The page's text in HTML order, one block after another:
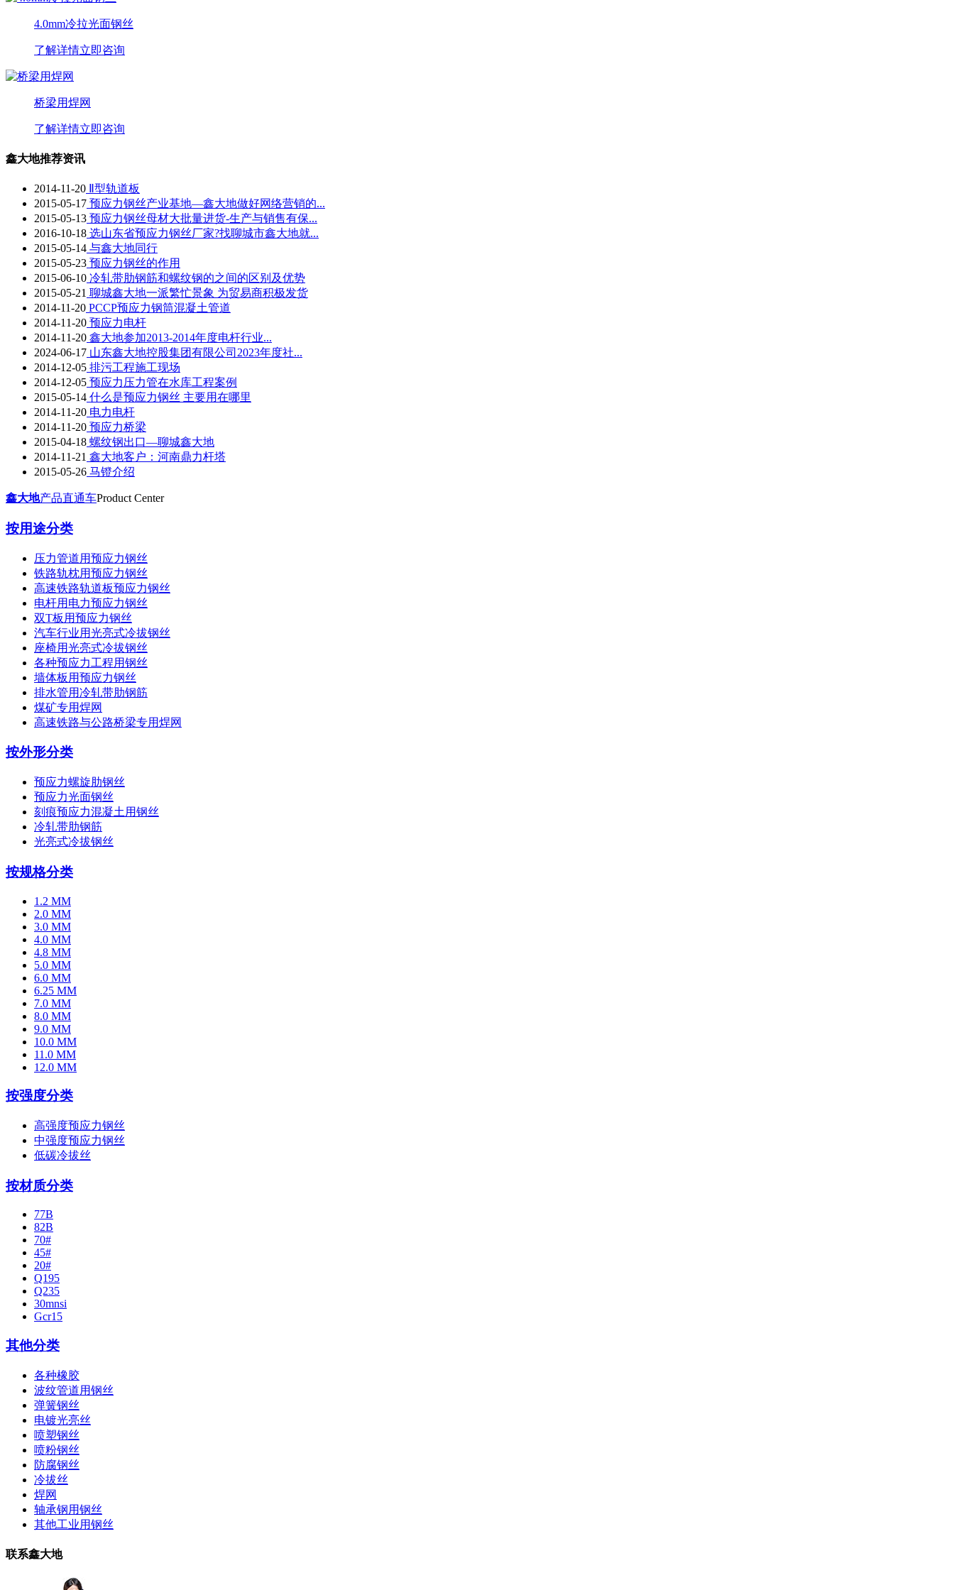
4.0mm冷拉光面钢丝
了解详情立即咨询
桥梁用焊网
了解详情立即咨询
鑫大地推荐资讯
2014-11-20 Ⅱ型轨道板
2015-05-17 预应力钢丝产业基地—鑫大地做好网络营销的...
2015-05-13 预应力钢丝母材大批量进货-生产与销售有保...
2016-10-18 选山东省预应力钢丝厂家?找聊城市鑫大地就...
2015-05-14 与鑫大地同行
2015-05-23 预应力钢丝的作用
2015-06-10 冷轧带肋钢筋和螺纹钢的之间的区别及优势
2015-05-21 聊城鑫大地一派繁忙景象 为贸易商积极发货
2014-11-20 PCCP预应力钢筒混凝土管道
2014-11-20 预应力电杆
2014-11-20 鑫大地参加2013-2014年度电杆行业...
2024-06-17 山东鑫大地控股集团有限公司2023年度社...
2014-12-05 排污工程施工现场
2014-12-05 预应力压力管在水库工程案例
2015-05-14 什么是预应力钢丝 主要用在哪里
2014-11-20 电力电杆
2014-11-20 预应力桥梁
2015-04-18 螺纹钢出口—聊城鑫大地
2014-11-21 鑫大地客户：河南鼎力杆塔
2015-05-26 马镫介绍
鑫大地产品直通车Product Center
按用途分类
压力管道用预应力钢丝
铁路轨枕用预应力钢丝
高速铁路轨道板预应力钢丝
电杆用电力预应力钢丝
双T板用预应力钢丝
汽车行业用光亮式冷拔钢丝
座椅用光亮式冷拔钢丝
各种预应力工程用钢丝
墙体板用预应力钢丝
排水管用冷轧带肋钢筋
煤矿专用焊网
高速铁路与公路桥梁专用焊网
按外形分类
预应力螺旋肋钢丝
预应力光面钢丝
刻痕预应力混凝土用钢丝
冷轧带肋钢筋
光亮式冷拔钢丝
按规格分类
1.2 MM
2.0 MM
3.0 MM
4.0 MM
4.8 MM
5.0 MM
6.0 MM
6.25 MM
7.0 MM
8.0 MM
9.0 MM
10.0 MM
11.0 MM
12.0 MM
按强度分类
高强度预应力钢丝
中强度预应力钢丝
低碳冷拔丝
按材质分类
77B
82B
70#
45#
20#
Q195
Q235
30mnsi
Gcr15
其他分类
各种橡胶
波纹管道用钢丝
弹簧钢丝
电镀光亮丝
喷塑钢丝
喷粉钢丝
防腐钢丝
冷拔丝
焊网
轴承钢用钢丝
其他工业用钢丝
联系鑫大地